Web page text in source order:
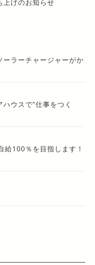
上げのお知らせ
ーラーチャージャーがか
ウスで”仕事をつく
給100％を目指します！